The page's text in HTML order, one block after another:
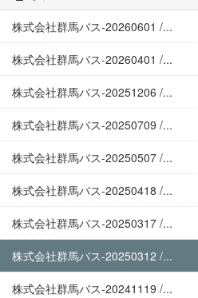
株式会社群馬バス-20260601 /...
株式会社群馬バス-20260401 /...
株式会社群馬バス-20251206 /...
株式会社群馬バス-20250709 /...
株式会社群馬バス-20250507 /...
株式会社群馬バス-20250418 /...
株式会社群馬バス-20250317 /...
株式会社群馬バス-20250312 /...
株式会社群馬バス-20241119 /...